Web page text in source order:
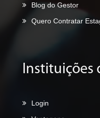
Blog do Gestor
Quero Contratar
Instituições
Login